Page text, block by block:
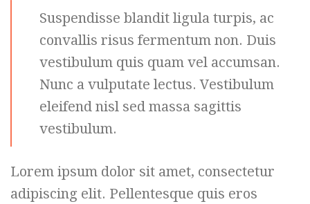
Suspendisse blandit ligula turpis, ac
convallis risus fermentum non. Duis
vestibulum quis quam vel accumsan.
Nunc a vulputate lectus. Vestibulum
eleifend nisl sed massa sagittis
vestibulum.
Lorem ipsum dolor sit amet, consectetur
adipiscing elit. Pellentesque quis eros